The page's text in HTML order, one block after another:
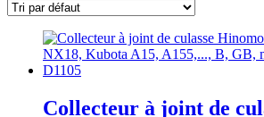
Collecteur à joint de